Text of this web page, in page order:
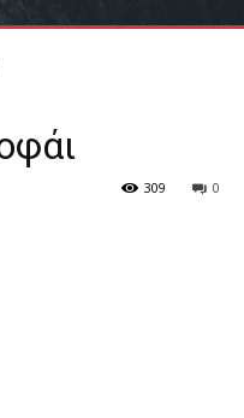
0
309